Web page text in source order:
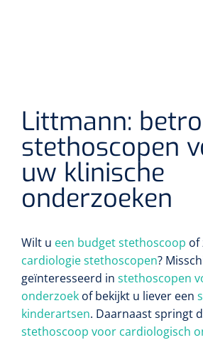
Littmann:
stethoscopen
uw klinische
onderzoeken
Wilt u een budget stethoscoop of
cardiologie stethoscopen?
geïnteresseerd in stethoscopen
onderzoek of bekijkt u liever een
kinderartsen. Daarnaast springt
stethoscoop voor cardiologisch